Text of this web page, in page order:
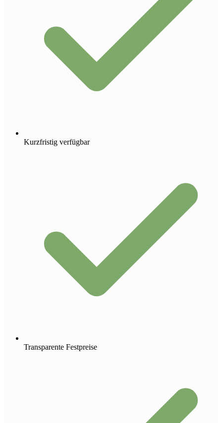
Kurzfristig verfügbar
Transparente Festpreise